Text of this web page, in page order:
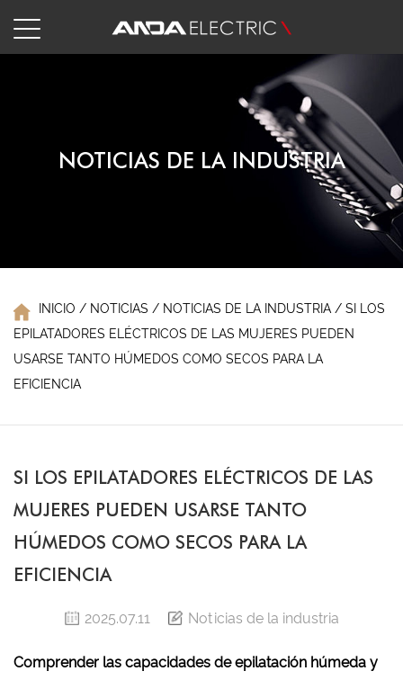
NOTICIAS DE LA INDUSTRIA
INICIO / NOTICIAS / NOTICIAS DE LA INDUSTRIA / SI LOS
EPILATADORES ELÉCTRICOS DE LAS MUJERES PUEDEN
USARSE TANTO HÚMEDOS COMO SECOS PARA LA
EFICIENCIA
SI LOS EPILATADORES ELÉCTRICOS DE LAS
MUJERES PUEDEN USARSE TANTO
HÚMEDOS COMO SECOS PARA LA
EFICIENCIA
2025.07.11 Noticias de la industria
Comprender las capacidades de epilatación húmeda y